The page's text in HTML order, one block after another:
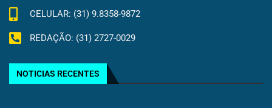
CELULAR: (31) 9.8358-9872
REDAÇÃO: (31) 2727-0029
NOTICIAS RECENTES